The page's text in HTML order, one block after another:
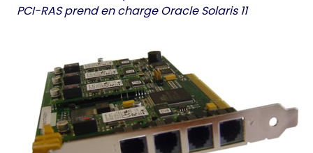
PCI-RAS prend en charge Oracle Solaris 11